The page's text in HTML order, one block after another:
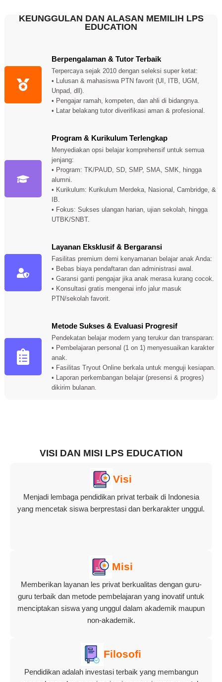
KEUNGGULAN DAN ALASAN MEMILIH LPS
EDUCATION
Berpengalaman & Tutor Terbaik
Terpercaya sejak 2010 dengan seleksi super ketat:
• Lulusan & mahasiswa PTN favorit (UI, ITB, UGM,
Unpad, dll).
• Pengajar ramah, kompeten, dan ahli di bidangnya.
• Latar belakang tutor diverifikasi aman & profesional.
Program & Kurikulum Terlengkap
Menyediakan opsi belajar komprehensif untuk semua
jenjang:
• Program: TK/PAUD, SD, SMP, SMA, SMK, hingga
alumni.
• Kurikulum: Kurikulum Merdeka, Nasional, Cambridge, &
IB.
• Fokus: Sukses ulangan harian, ujian sekolah, hingga
UTBK/SNBT.
Layanan Eksklusif & Bergaransi
Fasilitas premium demi kenyamanan belajar anak Anda:
• Bebas biaya pendaftaran dan administrasi awal.
• Garansi ganti pengajar jika anak merasa kurang cocok.
• Konsultasi gratis mengenai info jalur masuk
PTN/sekolah favorit.
Metode Sukses & Evaluasi Progresif
Pendekatan belajar modern yang terukur dan transparan:
• Pembelajaran personal (1 on 1) menyesuaikan karakter
anak.
• Fasilitas Tryout Online berkala untuk menguji kesiapan.
• Laporan perkembangan belajar (presensi & progres)
dikirim bulanan.
VISI DAN MISI LPS EDUCATION
Visi
Menjadi lembaga pendidikan privat terbaik di Indonesia
yang mencetak siswa berprestasi dan berkarakter unggul.
Misi
Memberikan layanan les privat berkualitas dengan guru-
guru terbaik dan metode pembelajaran yang inovatif untuk
menciptakan siswa yang unggul dalam akademik maupun
non-akademik.
Filosofi
Pendidikan adalah investasi terbaik yang membangun